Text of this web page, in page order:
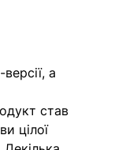
а
став
цілої